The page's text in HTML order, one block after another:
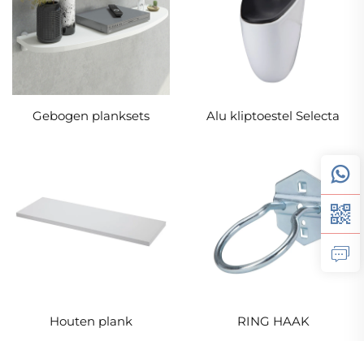
Gebogen planksets Alu kliptoestel Selecta
Houten plank RING HAAK